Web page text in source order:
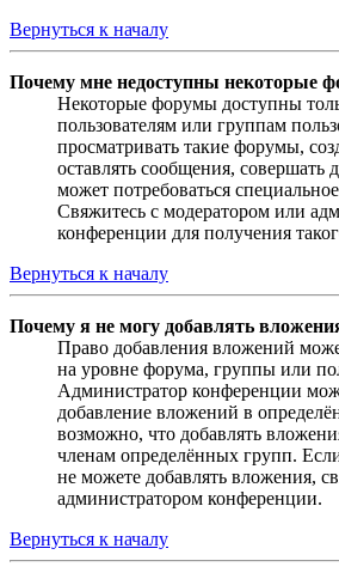
Вернуться к началу
Почему мне недоступны некоторые
Некоторые форумы доступны
пользователям или группам
просматривать такие форумы,
оставлять сообщения, совершать
может потребоваться
Свяжитесь с модератором или
конференции для получения
Вернуться к началу
Почему я не могу добавлять
Право добавления вложений
на уровне форума, группы или
Администратор конференции
добавление вложений в
возможно, что добавлять
членам определённых групп.
не можете добавлять вложения,
администратором конференции.
Вернуться к началу